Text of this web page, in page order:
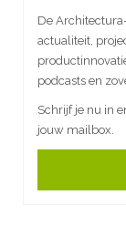
De
actualiteit,
podcasts en
Schrijf je nu in
jouw mailbox.